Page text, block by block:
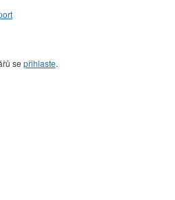
se přihlaste.